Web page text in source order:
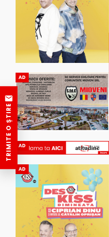
AD
AD
AD
TRIMITE O ȘTIRE